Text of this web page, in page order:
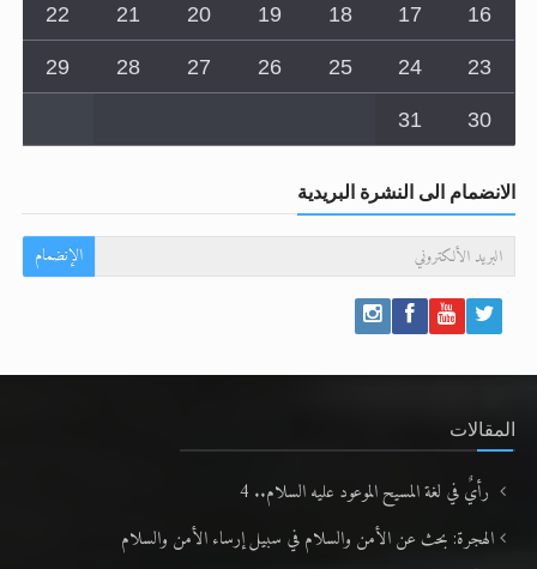
16
17
18
19
20
21
22
23
24
25
26
27
28
29
30
31
الانضمام الى النشرة البريدية
الإنضمام
المقالات
رأيٌ في لغة المسيح الموعود عليه السلام.. 4
الهجرة: بحث عن الأمن والسلام في سبيل إرساء الأمن والسلام